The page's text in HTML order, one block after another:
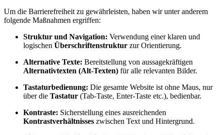
Um die Barrierefreiheit zu gewährleisten, haben wir unter anderem
folgende Maßnahmen ergriffen:
Struktur und Navigation: Verwendung einer klaren und
logischen Überschriftenstruktur zur Orientierung.
Alternative Texte: Bereitstellung von aussagekräftigen
Alternativtexten (Alt-Texten) für alle relevanten Bilder.
Tastaturbedienung: Die gesamte Website ist ohne Maus, nur
über die Tastatur (Tab-Taste, Enter-Taste etc.), bedienbar.
Kontraste: Sicherstellung eines ausreichenden
Kontrastverhältnisses zwischen Text und Hintergrund.